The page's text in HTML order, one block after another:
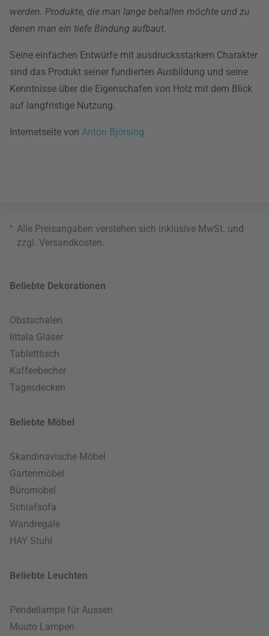
werden. Produkte, die man lange behalten möchte und zu
denen man ein tiefe Bindung aufbaut.
Seine einfachen Entwürfe mit ausdrucksstarkem Charakter
sind das Produkt seiner fundierten Ausbildung und seine
Kenntnisse über die Eigenschafen von Holz mit dem Blick
auf langfristige Nutzung.
Internetseite von Anton Björsing
* Alle Preisangaben verstehen sich inklusive MwSt. und
zzgl. Versandkosten.
Beliebte Dekorationen
Obstschalen
Iittala Gläser
Tabletttisch
Kaffeebecher
Tagesdecken
Beliebte Möbel
Skandinavische Möbel
Gartenmöbel
Büromöbel
Schlafsofa
Wandregale
HAY Stuhl
Beliebte Leuchten
Pendellampe für Aussen
Muuto Lampen